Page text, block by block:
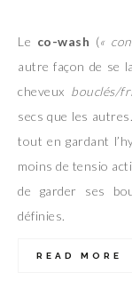
Le co-wash («
autre façon de se
cheveux bouclés/
secs que les
tout en gardant
moins de tensio
de garder ses
définies.
READ MORE